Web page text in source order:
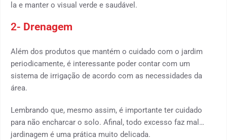
la e manter o visual verde e saudável.
2- Drenagem
Além dos produtos que mantém o cuidado com o jardim
periodicamente, é interessante poder contar com um
sistema de irrigação de acordo com as necessidades da
área.
Lembrando que, mesmo assim, é importante ter cuidado
para não encharcar o solo. Afinal, todo excesso faz mal…
jardinagem é uma prática muito delicada.